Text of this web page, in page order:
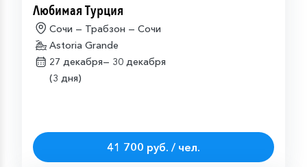
Любимая Турция
Сочи — Трабзон — Сочи
Astoria Grande
27 декабря— 30 декабря
(3 дня)
41 700 руб. / чел.